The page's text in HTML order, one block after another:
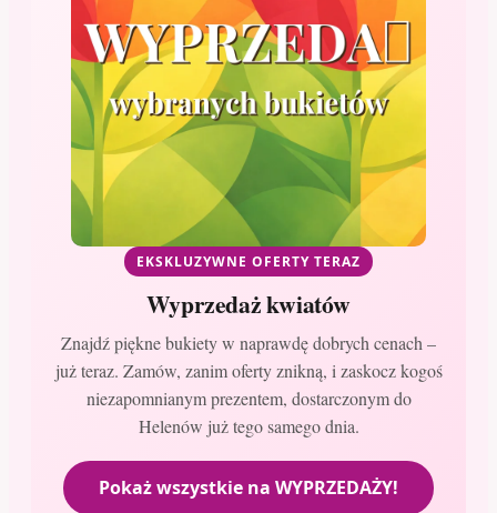
EKSKLUZYWNE OFERTY TERAZ
Wyprzedaż kwiatów
Znajdź piękne bukiety w naprawdę dobrych cenach –
już teraz. Zamów, zanim oferty znikną, i zaskocz kogoś
niezapomnianym prezentem, dostarczonym do
Helenów już tego samego dnia.
Pokaż wszystkie na WYPRZEDAŻY!